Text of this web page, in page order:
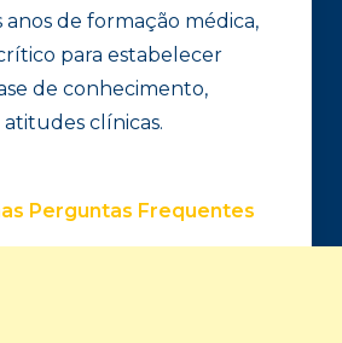
anos de formação médica,
para estabelecer
de conhecimento,
atitudes clínicas.
Perguntas Frequentes